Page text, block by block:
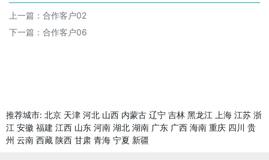
上一篇： 合作客户02
下一篇： 合作客户06
推荐城市: 北京 天津 河北 山西 内蒙古 辽宁 吉林 黑龙江 上海 江苏 浙
江 安徽 福建 江西 山东 河南 湖北 湖南 广东 广西 海南 重庆 四川 贵
州 云南 西藏 陕西 甘肃 青海 宁夏 新疆